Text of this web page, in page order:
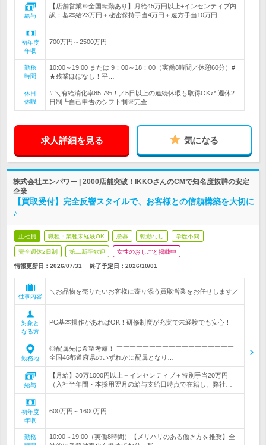
給与
【店舗営業※全国転勤あり】月給45万円以上+インセンティブ内
訳：基本給23万円＋秘密保持手当4万円＋遠方手当10万円…
初年度
年収
700万円～2500万円
勤務
時間
10:00～19:00 または 9：00～18：00（実働8時間／休憩60分）#
★残業ほぼなし！平…
休日
休暇
# ＼有給消化率85.7%！／5日以上の連続休暇も取得OK♪* 週休2
日制┗自己申告のシフト制※完全…
求人詳細を見る 気になる
株式会社エンパワー | 2000店舗突破！IKKOさんのCMで知名度抜群の安定
企業
【買取受付】完全反響スタイルで、お客様との信頼構築を大切に
♪
正社員 職種・業種未経験OK 急募 転勤なし 学歴不問
完全週休2日制 第二新卒歓迎 女性のおしごと掲載中
情報更新日：2026/07/31 終了予定日： 2026/10/01
仕事内容
＼お品物を売りたいお客様に寄り添う買取営業をお任せします／
対象と
なる方
PC基本操作があればOK！研修制度が充実で未経験でも安心！
勤務地
◎配属先は希望考慮！ ￣￣￣￣￣￣￣￣￣￣￣￣￣￣￣￣￣￣
全国46都道府県のいずれかに配属となり…
給与
【月給】30万1000円以上＋インセンティブ＋特別手当20万円
（入社半年間・本採用翌月の給与支給日時点で在籍し、弊社…
初年度
年収
600万円～1600万円
勤務
10:00～19:00（実働8時間）【メリハリのある働き方を推奨】全